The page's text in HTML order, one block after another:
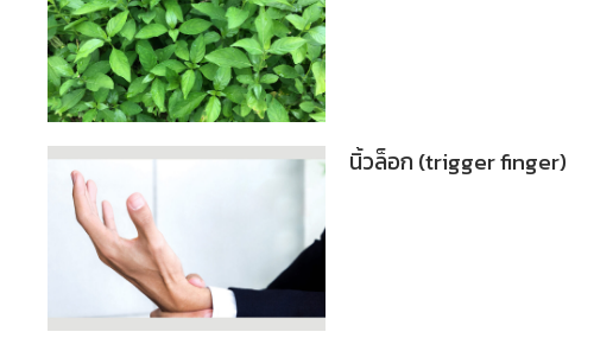
นิ้วล็อก (trigger finger)